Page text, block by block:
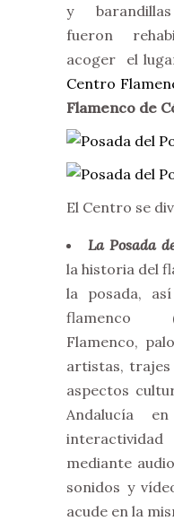
y
fueron
acoger el
Centro
Flamenco de
El Centro se
La Posada
la historia del
la posada,
Flamenco,
artistas,
aspectos
Andalucía
mediante
sonidos y
acude en la